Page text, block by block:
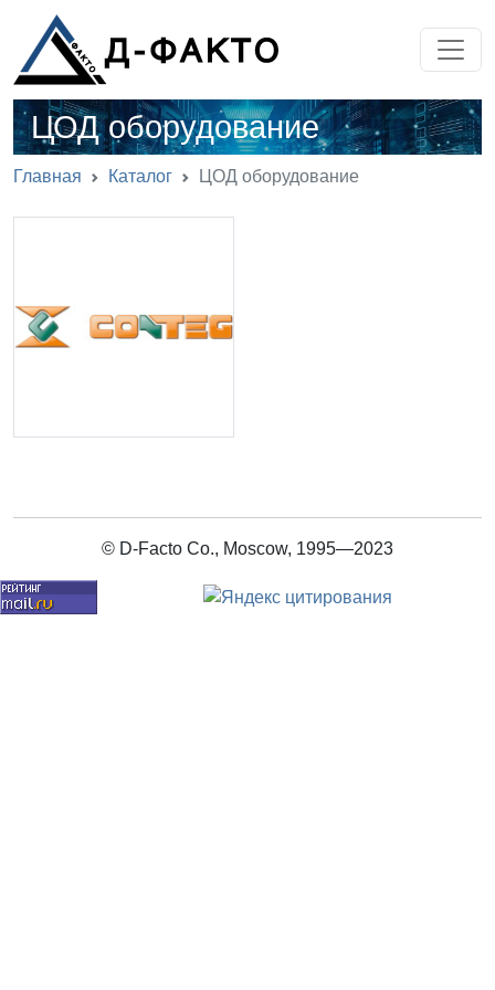
ЦОД оборудование
Главная Каталог ЦОД оборудование
© D-Facto Co., Moscow, 1995—2023